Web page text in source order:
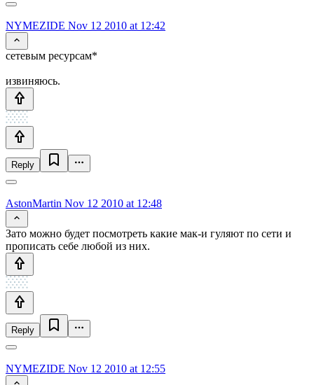
NYMEZIDE Nov 12 2010 at 12:42
сетевым ресурсам*
извиняюсь.
Reply
AstonMartin Nov 12 2010 at 12:48
Зато можно будет посмотреть какие мак-и гуляют по сети и
прописать себе любой из них.
Reply
NYMEZIDE Nov 12 2010 at 12:55